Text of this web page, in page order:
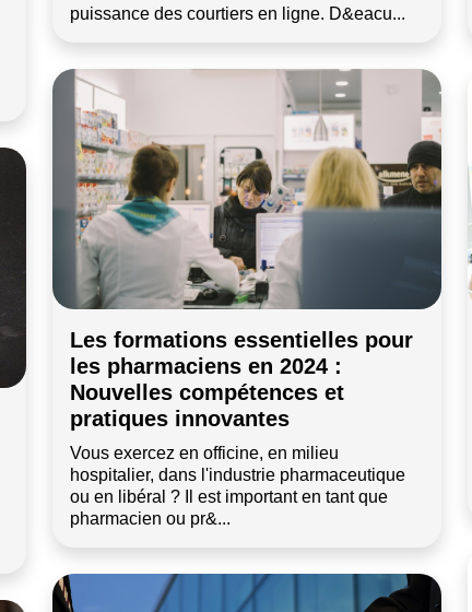
puissance des courtiers en ligne. D&eacu...
Les formations essentielles pour
les pharmaciens en 2024 :
Nouvelles compétences et
pratiques innovantes
Vous exercez en officine, en milieu
hospitalier, dans l'industrie pharmaceutique
ou en libéral ? Il est important en tant que
pharmacien ou pr&...